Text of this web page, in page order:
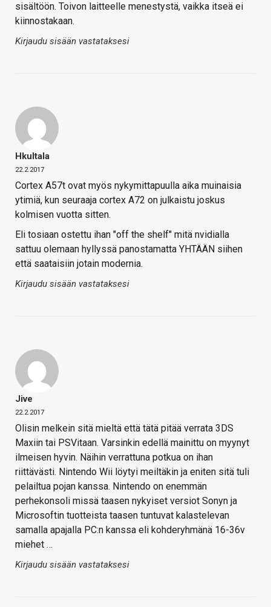
sisältöön. Toivon laitteelle menestystä, vaikka itseä ei
kiinnostakaan.
Kirjaudu sisään vastataksesi
Hkultala
22.2.2017
Cortex A57t ovat myös nykymittapuulla aika muinaisia
ytimiä, kun seuraaja cortex A72 on julkaistu joskus
kolmisen vuotta sitten.
Eli tosiaan ostettu ihan "off the shelf" mitä nvidialla
sattuu olemaan hyllyssä panostamatta YHTÄÄN siihen
että saataisiin jotain modernia.
Kirjaudu sisään vastataksesi
Jive
22.2.2017
Olisin melkein sitä mieltä että tätä pitää verrata 3DS
Maxiin tai PSVitaan. Varsinkin edellä mainittu on myynyt
ilmeisen hyvin. Näihin verrattuna potkua on ihan
riittävästi. Nintendo Wii löytyi meiltäkin ja eniten sitä tuli
pelailtua pojan kanssa. Nintendo on enemmän
perhekonsoli missä taasen nykyiset versiot Sonyn ja
Microsoftin tuotteista taasen tuntuvat kalastelevan
samalla apajalla PC:n kanssa eli kohderyhmänä 16-36v
miehet …
Kirjaudu sisään vastataksesi